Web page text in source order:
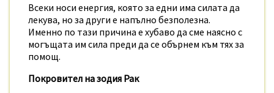
Всеки носи енергия, която за едни има силата да
лекува, но за други е напълно безполезна.
Именно по тази причина е хубаво да сме наясно с
могъщата им сила преди да се обърнем към тях за
помощ.
Покровител на зодия Рак